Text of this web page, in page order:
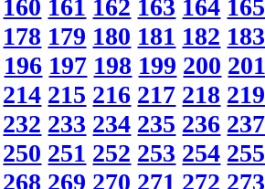
160 161 162 163 164 165
178 179 180 181 182 183
196 197 198 199 200
214 215 216 217 218 219
232 233 234 235 236 237
250 251 252 253 254 255
268 269 270 271 272 273